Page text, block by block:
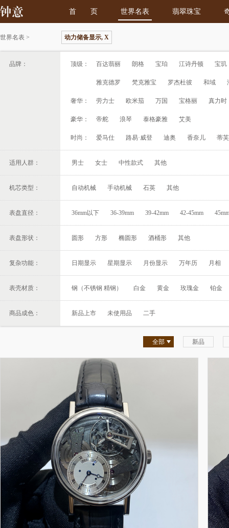
首 页 世界名表 翡翠珠宝
世界名表 > 动力储备显示, X
品牌： 顶级： 百达翡丽 朗格 宝珀 江诗丹顿 宝玑
雅克德罗 梵克雅宝 罗杰杜彼 和域
奢华： 劳力士 欧米茄 万国 宝格丽 真力时
豪华： 帝舵 浪琴 泰格豪雅 艾美
时尚： 爱马仕 路易·威登 迪奥 香奈儿 蒂
适用人群： 男士 女士 中性款式 其他
机芯类型： 自动机械 手动机械 石英 其他
表盘直径： 36mm以下 36-39mm 39-42mm 42-45mm
表盘形状： 圆形 方形 椭圆形 酒桶形 其他
复杂功能： 日期显示 星期显示 月份显示 万年历 月相
表壳材质： 钢（不锈钢 精钢） 白金 黄金 玫瑰金 铂金
商品成色： 新品上市 未使用品 二手
全部 新品